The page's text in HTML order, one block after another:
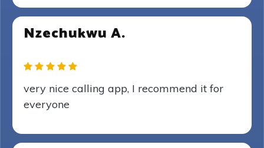
Nzechukwu A.
very nice calling app, I recommend it for
everyone